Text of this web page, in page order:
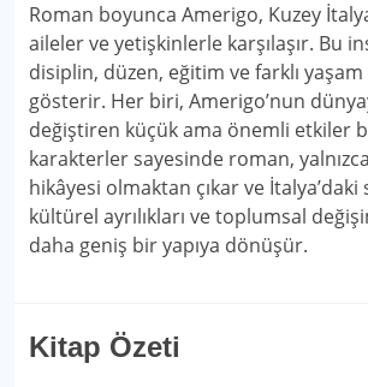
Roman boyunca Amerigo, Kuzey
aileler ve yetişkinlerle karşılaşır. Bu
disiplin, düzen, eğitim ve farklı
gösterir. Her biri, Amerigo’nun
değiştiren küçük ama önemli etkiler
karakterler sayesinde roman,
hikâyesi olmaktan çıkar ve İtalya’daki
kültürel ayrılıkları ve toplumsal
daha geniş bir yapıya dönüşür.
Kitap Özeti